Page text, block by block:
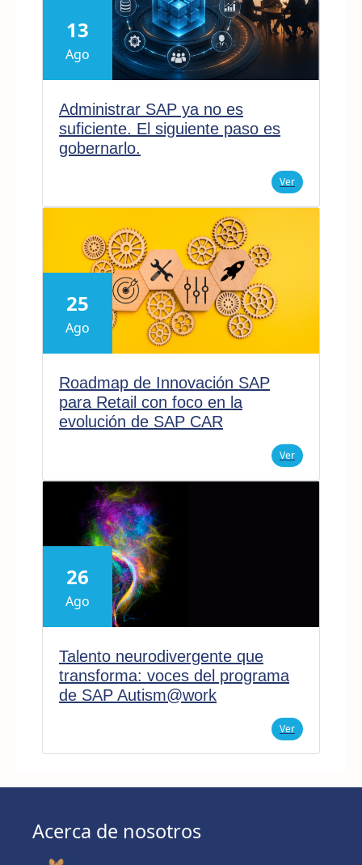
13
Ago
Administrar SAP ya no es
suficiente. El siguiente paso es
gobernarlo.
Ver
25
Ago
Roadmap de Innovación SAP
para Retail con foco en la
evolución de SAP CAR
Ver
26
Ago
Talento neurodivergente que
transforma: voces del programa
de SAP Autism@work
Ver
Acerca de nosotros